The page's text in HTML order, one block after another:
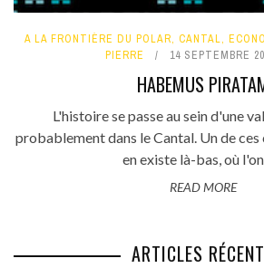
A LA FRONTIÈRE DU POLAR, CANTAL,
PIERRE
14 SEPTEMBRE
HABEMUS
L'histoire se passe au sein d'une
probablement dans le Cantal. Un de
en existe là-bas, où l'on
READ MORE
ARTICLES